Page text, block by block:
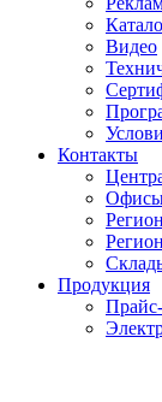
Видео
Контакты
Продукция